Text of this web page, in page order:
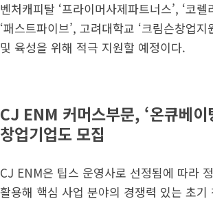
벤처캐피탈 ‘프라이머사제파트너스’, ‘코
‘패스트파이브’, 고려대학교 ‘크림슨창업
및 육성을 위해 적극 지원할 예정이다.
CJ ENM 커머스부문, ‘온큐베
창업기업도 모집
CJ ENM은 팁스 운영사로 선정됨에 따라
활용해 핵심 사업 분야의 경쟁력 있는 초